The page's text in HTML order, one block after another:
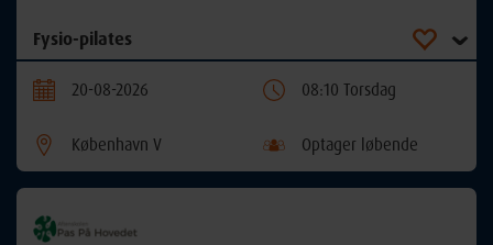
Fysio-pilates
20-08-2026 08:10 Torsdag
København V Optager løbende